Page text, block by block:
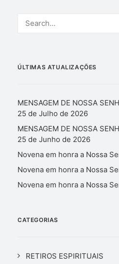
ÚLTIMAS ATUALIZAÇÕES
MENSAGEM DE NOSSA
25 de Julho de 2026
MENSAGEM DE NOSSA
25 de Junho de 2026
Novena em honra a Nossa
Novena em honra a Nossa
Novena em honra a Nossa
CATEGORIAS
RETIROS ESPIRITUAIS